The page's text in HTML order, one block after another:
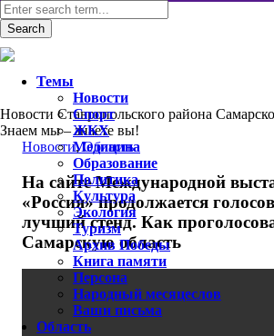
Новости Ставропольского района
Знаем мы – знаете вы!
Новости,Область
На сайте Международной
«Россия» продолжается
лучший стенд. Как
Самарскую область
Темы
Новости
Спорт
ЖКХ
Медицина
Образование
Политика
Культура
Экология
Туризм
Архив Победы
Книга памяти
Персона
Народный месяцеслов
Ваши письма
Область